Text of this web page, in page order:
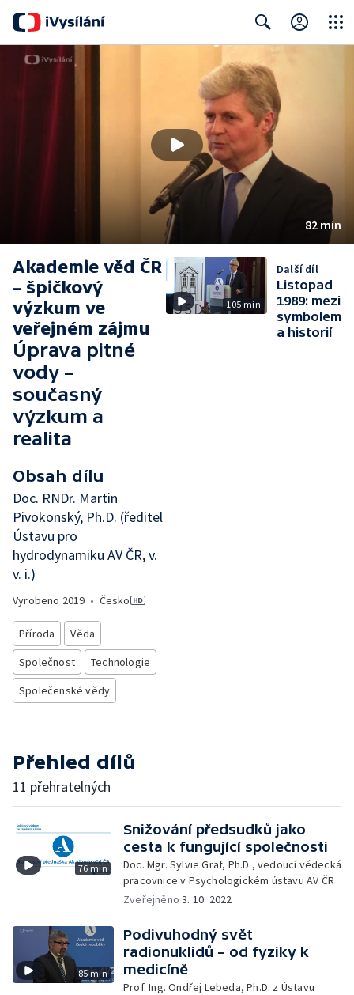
82 min
Akademie věd ČR
– špičkový
výzkum ve
veřejném zájmu
Úprava pitné
vody –
současný
výzkum a
realita
Obsah dílu
Doc. RNDr. Martin
Pivokonský, Ph.D. (ředitel
Ústavu pro
hydrodynamiku AV ČR, v.
v. i.)
Vyrobeno 2019 • Česko
Příroda
Věda
Společnost
Technologie
Společenské vědy
105 min
Další díl
Listopad
1989: mezi
symbolem
a historií
Přehled dílů
11 přehratelných
76 min
Snižování předsudků jako
cesta k fungující společnosti
Doc. Mgr. Sylvie Graf, Ph.D., vedoucí vědecká
pracovnice v Psychologickém ústavu AV ČR
Zveřejněno3. 10. 2022
85 min
Podivuhodný svět
radionuklidů – od fyziky k
medicíně
Prof. Ing. Ondřej Lebeda, Ph.D. z Ústavu